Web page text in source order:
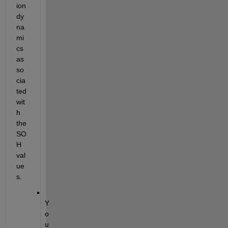
ion
dy
na
mi
cs
as
so
cia
ted
wit
h
the
SO
H
val
ue
s.
Y
o
u